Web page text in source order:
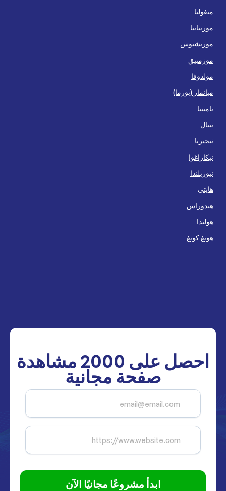
منغوليا
موريتانيا
موريشيوس
موزمبيق
مولدوفا
ميانمار (بورما)
ناميبيا
نيبال
نيجيريا
نيكاراغوا
نيوزيلندا
هايتي
هندوراس
هولندا
هونغ كونغ
احصل على 2000 مشاهدة
صفحة مجانية
ابدأ مشروعًا مجانيًا الآن